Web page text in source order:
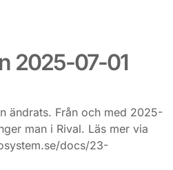
2025-07-01
ändrats. Från och med 2025-
man i Rival. Läs mer via
docs/23-